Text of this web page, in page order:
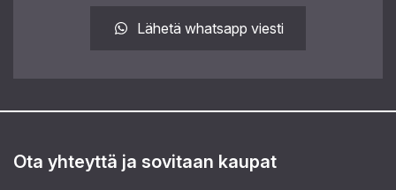
Lähetä whatsapp viesti
Ota yhteyttä ja sovitaan kaupat